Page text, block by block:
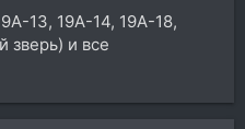
13, 19А-14, 19А-18,
зверь) и все